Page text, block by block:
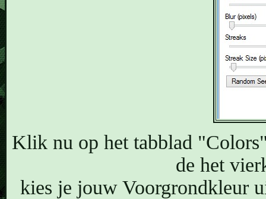
Klik nu op het tabblad
de het
kies je jouw Voorgrondkleur